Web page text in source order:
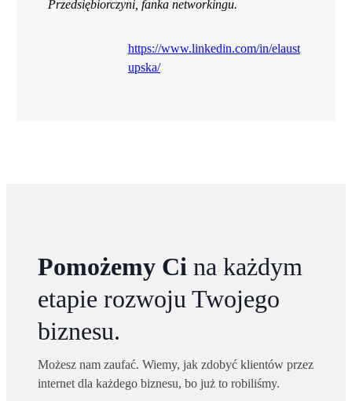
Przedsiębiorczyni, fanka networkingu.
https://www.linkedin.com/in/elaust
upska/
Pomożemy Ci na każdym
etapie rozwoju Twojego
biznesu.
Możesz nam zaufać. Wiemy, jak zdobyć klientów przez
internet dla każdego biznesu, bo już to robiliśmy.